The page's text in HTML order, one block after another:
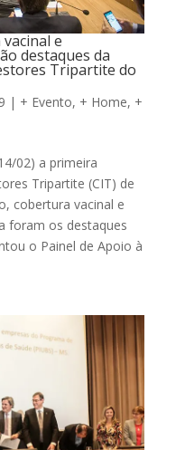
e
destaques da
Tripartite do
| + Evento, + Home, +
02) a primeira
Tripartite (CIT) de
cobertura vacinal e
foram os destaques
o Painel de Apoio à